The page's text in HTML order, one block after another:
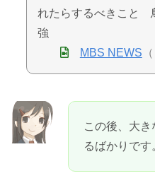
れたらするべきこと
強
MBS NEWS
この後、大
るばかりです